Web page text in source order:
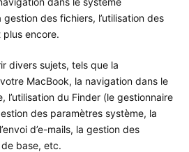
gestion des fichiers, l’utilisation des
encore.
divers sujets, tels que la
MacBook, la navigation dans le
l’utilisation du Finder (le gestionnaire
des paramètres système, la
d’e-mails, la gestion des
base, etc.